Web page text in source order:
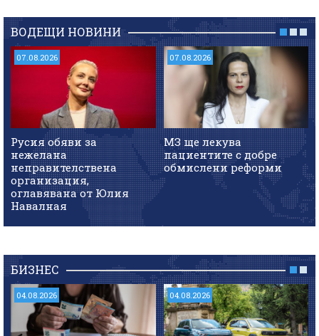
ВОДЕЩИ НОВИНИ
07.08.2026
Русия обяви за
нежелана
неправителствена
организация,
оглавявана от Юлия
Навалная
07.08.2026
МЗ ще лекува
пациентите с добре
обмислени реформи
БИЗНЕС
04.08.2026 04.08.2026